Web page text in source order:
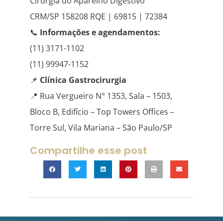
CRM/SP 158208 RQE | 69815 | 72384
📞 Informações e agendamentos:
(11) 3171-1102
(11) 99947-1152
📌 Clínica Gastrocirurgia
📍 Rua Vergueiro N° 1353, Sala – 1503,
Bloco B, Edifício – Top Towers Offices –
Torre Sul, Vila Mariana – São Paulo/SP
Compartilhe esse post